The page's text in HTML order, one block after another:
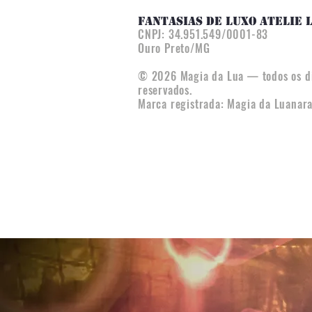
FANTASIAS DE LUXO ATELIE
CNPJ: 34.951.549/0001-83
Ouro Preto/MG
© 2026 Magia da Lua — todos os
reservados.
Marca registrada: Magia da